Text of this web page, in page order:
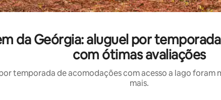
da Geórgia: aluguel por
com ótimas avaliações
temporada de acomodações com acesso a lago
mais.